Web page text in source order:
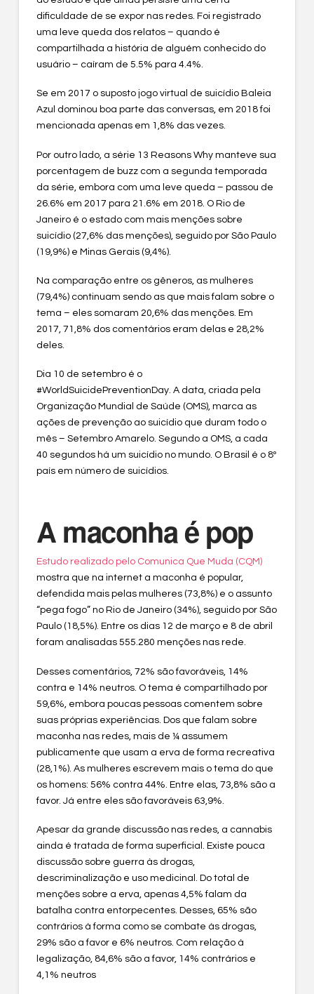
dificuldade de se expor nas redes. Foi registrado
uma leve queda dos relatos – quando é
compartilhada a história de alguém conhecido do
usuário – caíram de 5.5% para 4.4%.
Se em 2017 o suposto jogo virtual de suicídio Baleia
Azul dominou boa parte das conversas, em 2018 foi
mencionada apenas em 1,8% das vezes.
Por outro lado, a série 13 Reasons Why manteve sua
porcentagem de buzz com a segunda temporada
da série, embora com uma leve queda – passou de
26.6% em 2017 para 21.6% em 2018. O Rio de
Janeiro é o estado com mais menções sobre
suicídio (27,6% das menções), seguido por São Paulo
(19,9%) e Minas Gerais (9,4%).
Na comparação entre os gêneros, as mulheres
(79,4%) continuam sendo as que mais falam sobre o
tema – eles somaram 20,6% das menções. Em
2017, 71,8% dos comentários eram delas e 28,2%
deles.
Dia 10 de setembro é o
#WorldSuicidePreventionDay. A data, criada pela
Organização Mundial de Saúde (OMS), marca as
ações de prevenção ao suicídio que duram todo o
mês – Setembro Amarelo. Segundo a OMS, a cada
40 segundos há um suicídio no mundo. O Brasil é o 8º
país em número de suicídios.
A maconha é pop
Estudo realizado pelo Comunica Que Muda (CQM)
mostra que na internet a maconha é popular,
defendida mais pelas mulheres (73,8%) e o assunto
“pega fogo” no Rio de Janeiro (34%), seguido por São
Paulo (18,5%). Entre os dias 12 de março e 8 de abril
foram analisadas 555.280 menções nas rede.
Desses comentários, 72% são favoráveis, 14%
contra e 14% neutros. O tema é compartilhado por
59,6%, embora poucas pessoas comentem sobre
suas próprias experiências. Dos que falam sobre
maconha nas redes, mais de ¼ assumem
publicamente que usam a erva de forma recreativa
(28,1%). As mulheres escrevem mais o tema do que
os homens: 56% contra 44%. Entre elas, 73,8% são a
favor. Já entre eles são favoráveis 63,9%.
Apesar da grande discussão nas redes, a cannabis
ainda é tratada de forma superficial. Existe pouca
discussão sobre guerra às drogas,
descriminalização e uso medicinal. Do total de
menções sobre a erva, apenas 4,5% falam da
batalha contra entorpecentes. Desses, 65% são
contrários à forma como se combate às drogas,
29% são a favor e 6% neutros. Com relação à
legalização, 84,6% são a favor, 14% contrários e
4,1% neutros